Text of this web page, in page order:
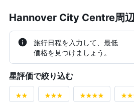
Hannover City Centre周
旅行日程を入力して、最低
価格を見つけましょう。
星評価で絞り込む